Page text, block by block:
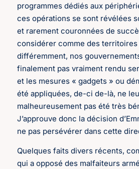
programmes dédiés aux
ces opérations se sont révélées
et rarement couronnées de
considérer comme des territoires
différemment, nos
finalement pas vraiment rendu
et les mesures « gadgets » ou
été appliquées, de-ci de-là, ne
malheureusement pas été très
J’approuve donc la décision
ne pas persévérer dans cette
Quelques faits divers récents,
qui a opposé des malfaiteurs